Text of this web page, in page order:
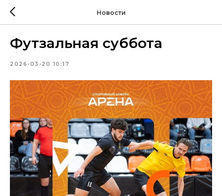
Новости
Футзальная суббота
2026-03-20 10:17